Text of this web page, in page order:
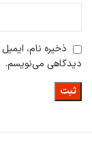
ذخیره نام،
دیدگاهی می‌نویسم.